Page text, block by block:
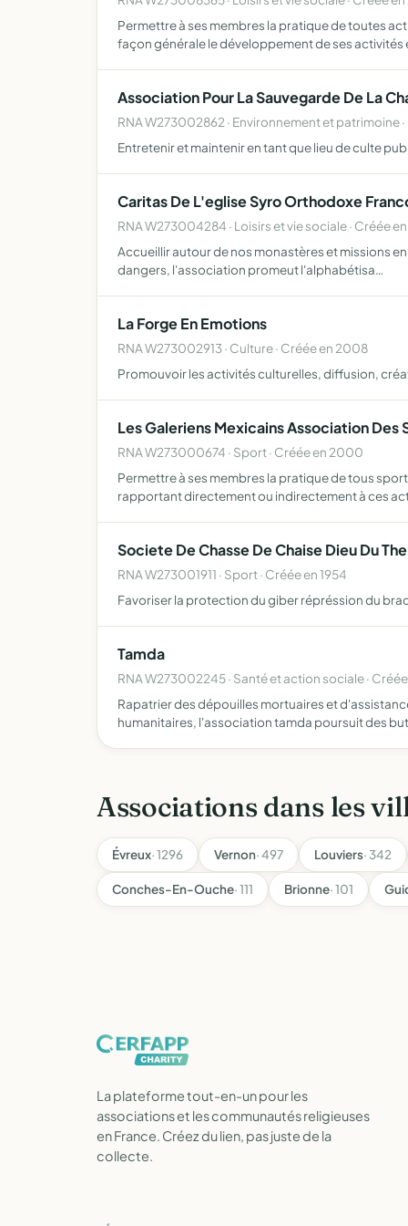
Permettre à ses membres la pratique de toutes
façon générale le développement de ses activités
Association Pour La Sauvegarde De La
RNA W273002862 · Environnement et patrimoine ·
Entretenir et maintenir en tant que lieu de culte
Caritas De L'eglise Syro Orthodoxe
RNA W273004284 · Loisirs et vie sociale · Créée
Accueillir autour de nos monastères et missions
dangers, l'association promeut l'alphabétisa…
La Forge En Emotions
RNA W273002913 · Culture · Créée en 2008
Promouvoir les activités culturelles, diffusion,
Les Galeriens Mexicains Association Des
RNA W273000674 · Sport · Créée en 2000
Permettre à ses membres la pratique de tous
rapportant directement ou indirectement à ces
Societe De Chasse De Chaise Dieu Du
RNA W273001911 · Sport · Créée en 1954
Favoriser la protection du giber répréssion du
Tamda
RNA W273002245 · Santé et action sociale · Créée
Rapatrier des dépouilles mortuaires et
humanitaires, l'association tamda poursuit des
Associations dans les
Évreux· 1296 Vernon· 497 Louviers· 342
Conches-En-Ouche· 111 Brionne· 101
La plateforme tout-en-un pour les
associations et les communautés religieuses
en France. Créez du lien, pas juste de la
collecte.